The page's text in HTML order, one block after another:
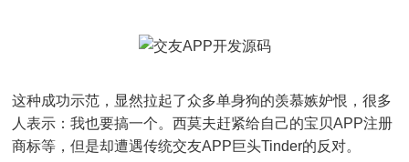
这种成功示范，显然拉起了众多单身狗的羡慕嫉妒恨，很多
人表示：我也要搞一个。西莫夫赶紧给自己的宝贝APP注册
商标等，但是却遭遇传统交友APP巨头Tinder的反对。